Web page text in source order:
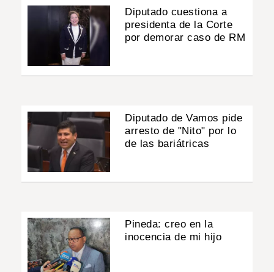
Diputado cuestiona a
presidenta de la Corte
por demorar caso de RM
Diputado de Vamos pide
arresto de "Nito" por lo
de las bariátricas
Pineda: creo en la
inocencia de mi hijo